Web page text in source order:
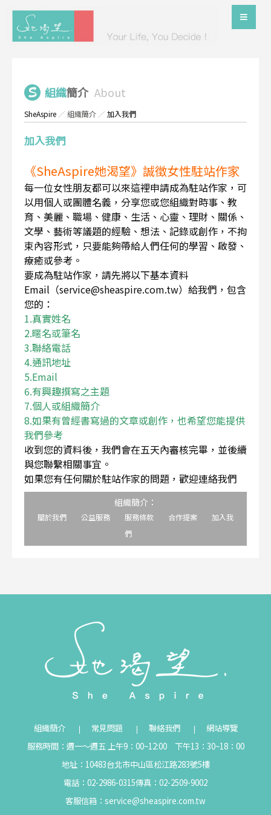
組織簡介 About
SheAspire ／組織簡介 ／加入我們
加入我們
《SheAspire她渴望》誠徵女性駐站作家
每一位女性朋友都可以來這裡申請成為駐站作家，可
以用個人或團體名義，分享您或您組織對時事、教
育、美麗、職場、健康、生活、心靈、理財、關係、
文學、藝術等議題的經驗、想法、記錄或創作，不拘
束內容形式，只要能夠帶給人們任何的學習、啟發、
療癒或參考。
要成為駐站作家，請先將以下基本資料
Email（service@sheaspire.com.tw）給我們，包含
您的：
1.真實姓名
2.暱名或筆名
3.聯絡電話
4.通訊地址
5.Email
6.有興趣撰寫之主題
7.個人或組織簡介
8.如果有曾經書寫過的文章或創作，也希望您能提供
我們參考
收到您的資料後，我們會在五天內審核完畢，並後續
與您聯繫相關事宜。
如果您有任何關於駐站作家的問題，歡迎連絡我們
組織簡介：
關於我們 公益服務 服務條款 合作提案
加入我
們
組織簡介 常見問題 聯絡我們
網站導覽
服務時間：週一～週五 上午9：00~12:00 下午13：30~18：00
地址：10483台北市中山區松江路283號5樓
電話：02-2986-0315傳真：02-2509-9002
客服信箱： service@sheaspire.com.tw